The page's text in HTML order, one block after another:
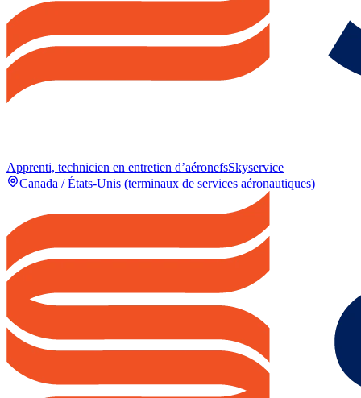
Apprenti, technicien en entretien d’aéronefsSkyservice
Canada / États-Unis (terminaux de services aéronautiques)